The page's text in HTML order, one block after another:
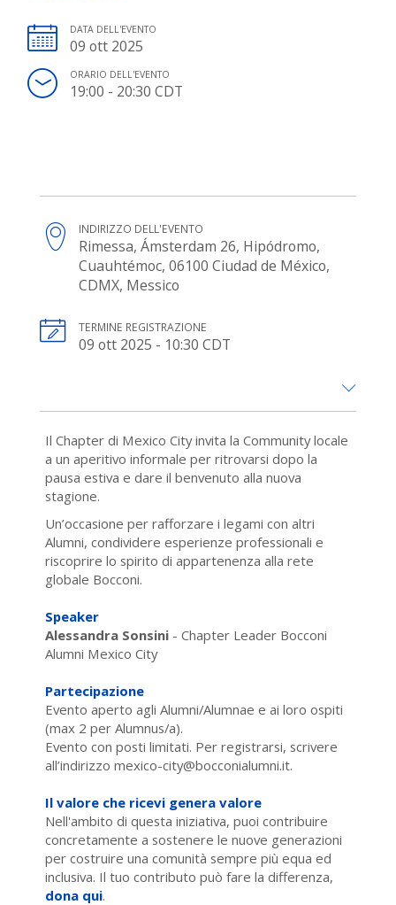
DATA DELL'EVENTO
09 ott 2025
ORARIO DELL'EVENTO
19:00 - 20:30 CDT
INDIRIZZO DELL'EVENTO
Rimessa, Ámsterdam 26, Hipódromo,
Cuauhtémoc, 06100 Ciudad de México,
CDMX, Messico
TERMINE REGISTRAZIONE
09 ott 2025 - 10:30 CDT
Il Chapter di Mexico City invita la Community locale
a un aperitivo informale per ritrovarsi dopo la
pausa estiva e dare il benvenuto alla nuova
stagione.
Un’occasione per rafforzare i legami con altri
Alumni, condividere esperienze professionali e
riscoprire lo spirito di appartenenza alla rete
globale Bocconi.
Speaker
Alessandra Sonsini- Chapter Leader Bocconi
Alumni Mexico City
Partecipazione
Evento aperto agli Alumni/Alumnae e ai loro ospiti
(max 2 per Alumnus/a).
Evento con posti limitati. Per registrarsi, scrivere
all’indirizzo mexico-city@bocconialumni.it.
Il valore che ricevi genera valore
Nell'ambito di questa iniziativa, puoi contribuire
concretamente a sostenere le nuove generazioni
per costruire una comunità sempre più equa ed
inclusiva. Il tuo contributo può fare la differenza,
dona qui.